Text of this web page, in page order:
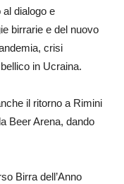
dialogo e
birrarie e del nuovo
crisi
in Ucraina.
il ritorno a Rimini
Beer Arena, dando
Birra dell’Anno